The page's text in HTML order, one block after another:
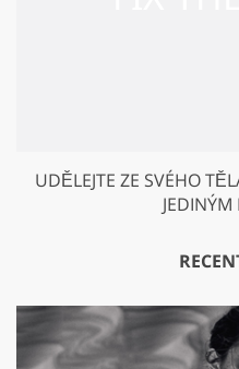
UDĚLEJTE ZE SVÉHO